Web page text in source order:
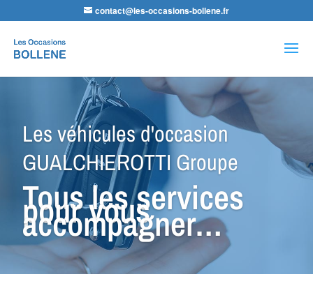
contact@les-occasions-bollene.fr
de
produits
Les véhicules d'occasion
GUALCHIEROTTI Groupe
Tous les services
pour vous
accompagner…